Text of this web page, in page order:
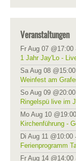
Veranstaltungen
Fr Aug 07 @17:00
1 Jahr Jay'Lo -
Sa Aug 08 @15:00
Weinfest am
So Aug 09 @20:00
Ringelspü live im
Mo Aug 10 @19:00
Kirchenführung -
Di Aug 11 @10:00
Ferienprogramm
Fr Aug 14 @14:00